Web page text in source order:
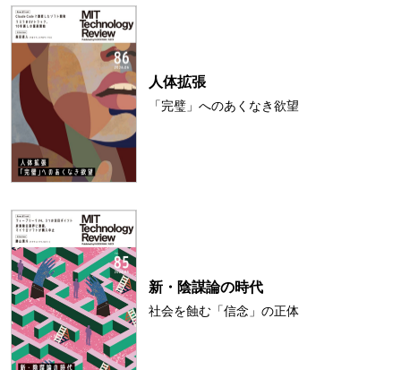
人体拡張
「完璧」へのあくなき欲望
新・陰謀論の時代
社会を蝕む「信念」の正体